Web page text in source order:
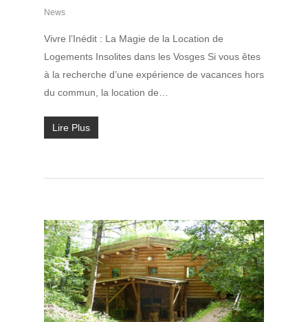
News
Vivre l’Inédit : La Magie de la Location de
Logements Insolites dans les Vosges Si vous êtes
à la recherche d’une expérience de vacances hors
du commun, la location de…
Lire Plus